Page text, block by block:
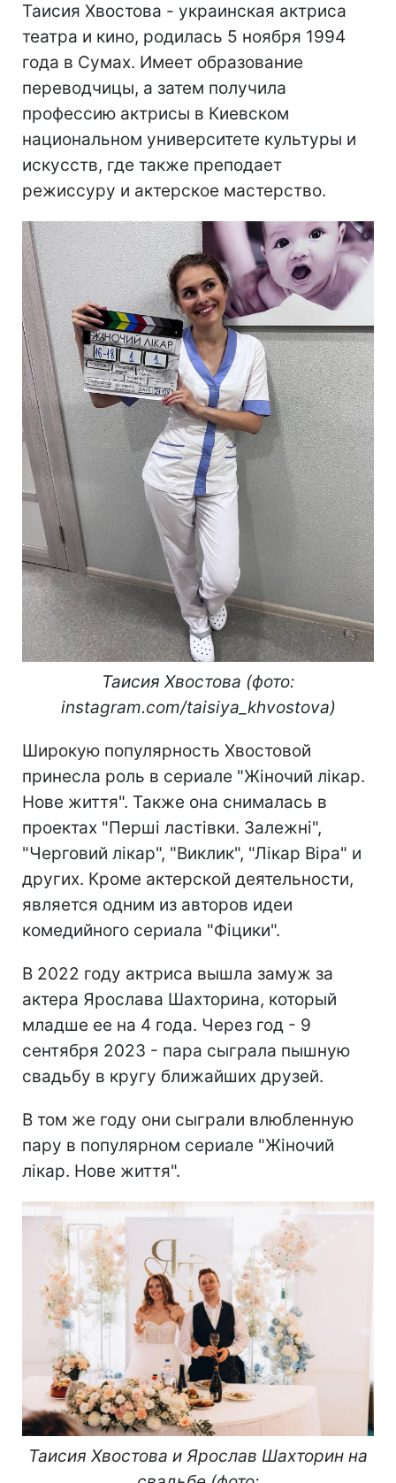
Таисия Хвостова - украинская актриса
театра и кино, родилась 5 ноября 1994
года в Сумах. Имеет образование
переводчицы, а затем получила
профессию актрисы в Киевском
национальном университете культуры и
искусств, где также преподает
режиссуру и актерское мастерство.
Таисия Хвостова (фото:
instagram.com/taisiya_khvostova)
Широкую популярность Хвостовой
принесла роль в сериале "Жіночий лікар.
Нове життя". Также она снималась в
проектах "Перші ластівки. Залежні",
"Черговий лікар", "Виклик", "Лікар Віра" и
других. Кроме актерской деятельности,
является одним из авторов идеи
комедийного сериала "Фіцики".
В 2022 году актриса вышла замуж за
актера Ярослава Шахторина, который
младше ее на 4 года. Через год - 9
сентября 2023 - пара сыграла пышную
свадьбу в кругу ближайших друзей.
В том же году они сыграли влюбленную
пару в популярном сериале "Жіночий
лікар. Нове життя".
Таисия Хвостова и Ярослав Шахторин на